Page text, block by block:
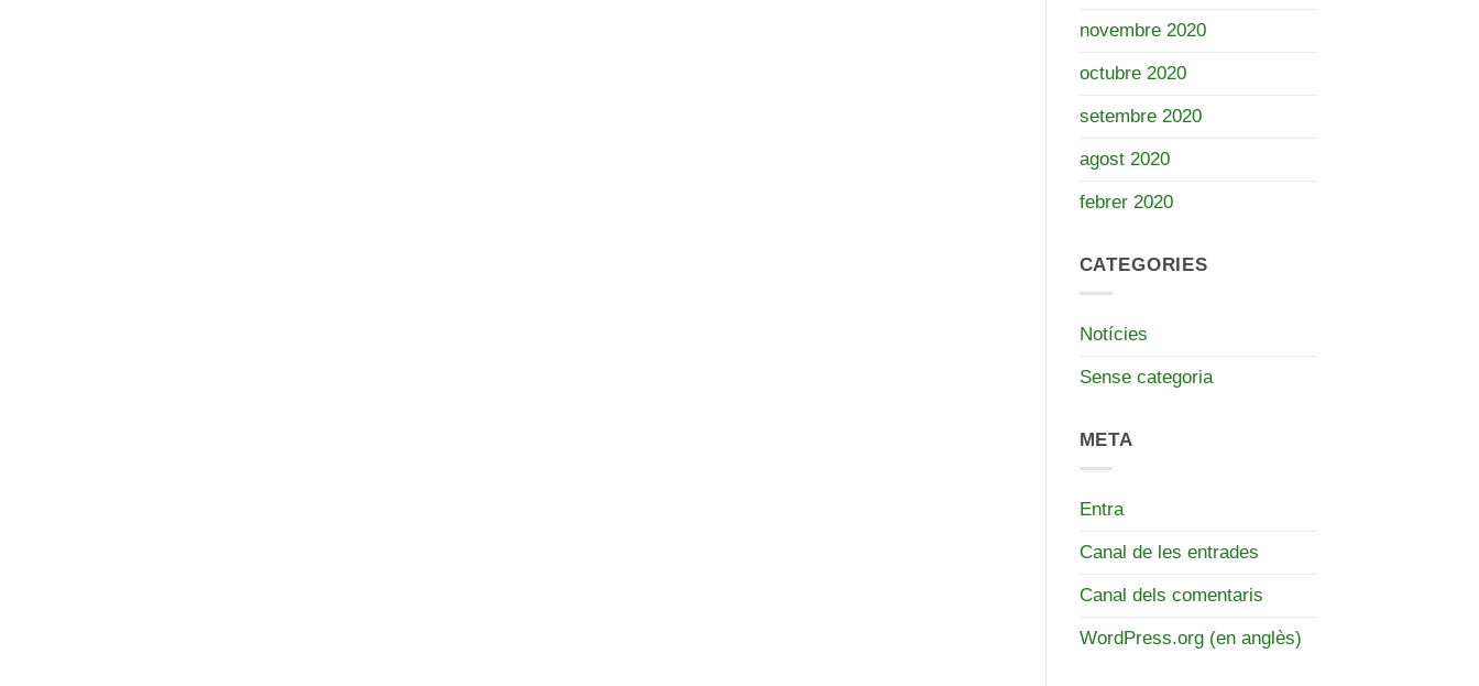
novembre 2020
octubre 2020
setembre 2020
agost 2020
febrer 2020
CATEGORIES
Notícies
Sense categoria
META
Entra
Canal de les entrades
Canal dels comentaris
WordPress.org (en anglès)